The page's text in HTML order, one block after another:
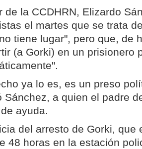
de la CCDHRN, Elizardo
el martes que se trata
tiene lugar", pero que, de
(a Gorki) en un prisionero
ya lo es, es un preso
Sánchez, a quien el padre
ayuda.
del arresto de Gorki, que
48 horas en la estación